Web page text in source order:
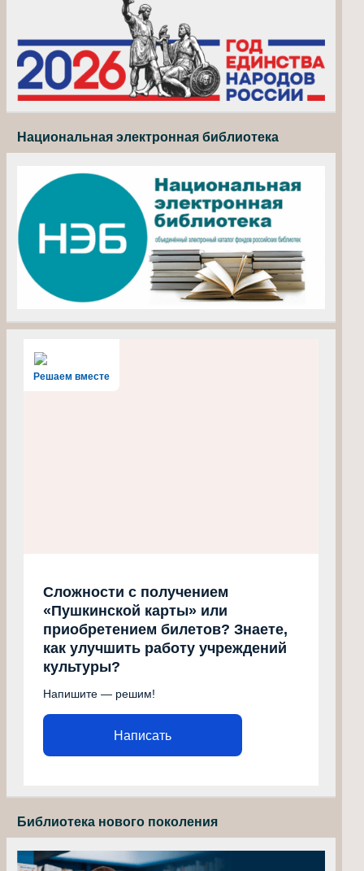
Национальная электронная библиотека
Решаем вместе
Сложности с получением
«Пушкинской карты» или
приобретением билетов? Знаете,
как улучшить работу учреждений
культуры?
Напишите — решим!
Написать
Библиотека нового поколения